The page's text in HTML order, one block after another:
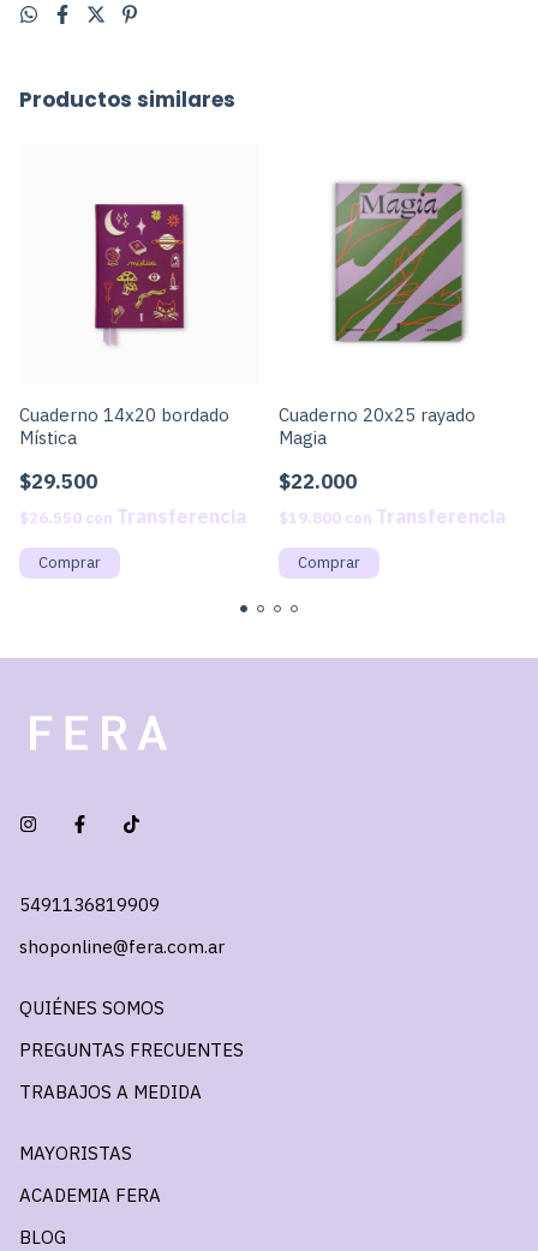
Productos similares
Cuaderno 14x20 bordado
Mística
$29.500
$26.550 con
Cuaderno 20x25 rayado
Magia
$22.000
$19.800 con
5491136819909
shoponline@fera.com.ar
QUIÉNES SOMOS
PREGUNTAS FRECUENTES
TRABAJOS A MEDIDA
MAYORISTAS
ACADEMIA FERA
BLOG